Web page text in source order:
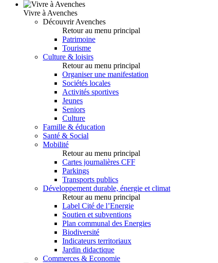
Vivre à Avenches
Découvrir Avenches
Retour au menu principal
Patrimoine
Tourisme
Culture & loisirs
Retour au menu principal
Organiser une manifestation
Sociétés locales
Activités sportives
Jeunes
Seniors
Culture
Famille & éducation
Santé & Social
Mobilité
Retour au menu principal
Cartes journalières CFF
Parkings
Transports publics
Développement durable, énergie et climat
Retour au menu principal
Label Cité de l’Energie
Soutien et subventions
Plan communal des Energies
Biodiversité
Indicateurs territoriaux
Jardin didactique
Commerces & Economie